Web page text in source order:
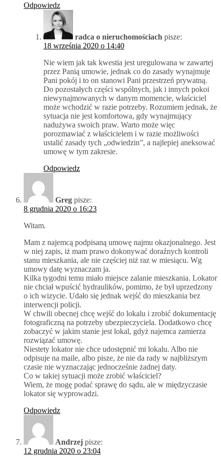
Odpowiedz
radca o nieruchomościach pisze:
18 września 2020 o 14:40
Nie wiem jak tak kwestia jest uregulowana w zawartej
przez Panią umowie, jednak co do zasady wynajmuje
Pani pokój i to on stanowi Pani przestrzeń prywatną.
Do pozostałych części wspólnych, jak i innych pokoi
niewynajmowanych w danym momencie, właściciel
może wchodzić w razie potrzeby. Rozumiem jednak, że
sytuacja nie jest komfortowa, gdy wynajmujący
nadużywa swoich praw. Warto może więc
porozmawiać z właścicielem i w razie możliwości
ustalić zasady tych „odwiedzin”, a najlepiej aneksować
umowę w tym zakresie.
Odpowiedz
Greg pisze:
8 grudnia 2020 o 16:23
Witam.
Mam z najemcą podpisaną umowę najmu okazjonalnego. Jest
w niej zapis, iż mam prawo dokonywać doraźnych kontroli
stanu mieszkania, ale nie częściej niż raz w miesiącu. Wg
umowy datę wyznaczam ja.
Kilka tygodni temu miało miejsce zalanie mieszkania. Lokator
nie chciał wpuścić hydraulików, pomimo, że był uprzedzony
o ich wizycie. Udało się jednak wejść do mieszkania bez
interwencji policji.
W chwili obecnej chcę wejść do lokalu i zrobić dokumentację
fotograficzną na potrzeby ubezpieczyciela. Dodatkowo chcę
zobaczyć w jakim stanie jest lokal, gdyż najemca zamierza
rozwiązać umowę.
Niestety lokator nie chce udostępnić mi lokalu. Albo nie
odpisuje na maile, albo pisze, że nie da rady w najbliższym
czasie nie wyznaczając jednocześnie żadnej daty.
Co w takiej sytuacji może zrobić właściciel?
Wiem, że mogę podać sprawę do sądu, ale w międzyczasie
lokator się wyprowadzi.
Odpowiedz
Andrzej pisze:
12 grudnia 2020 o 23:04